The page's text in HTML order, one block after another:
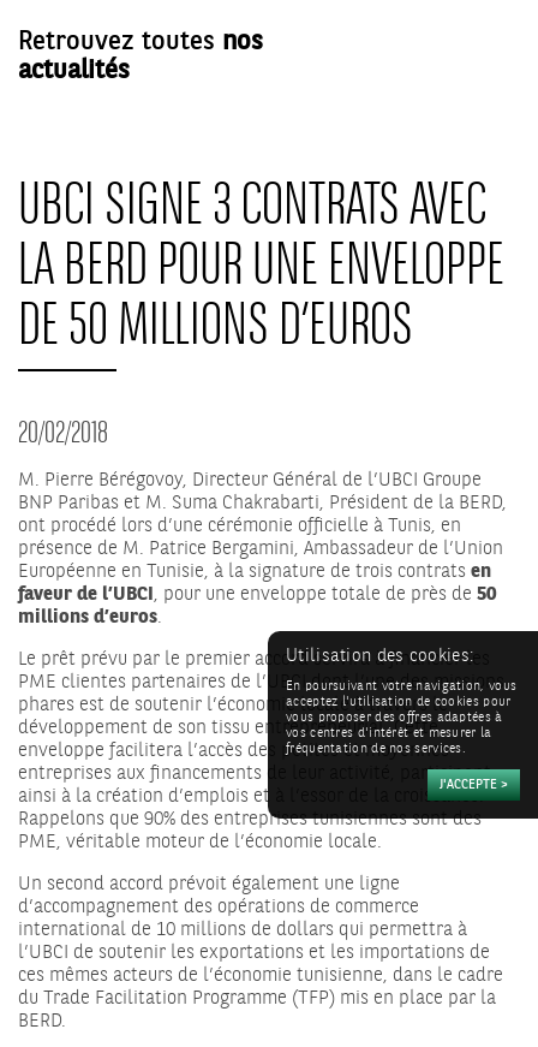
Retrouvez toutes nos
actualités
UBCI SIGNE 3 CONTRATS AVEC
LA BERD POUR UNE ENVELOPPE
DE 50 MILLIONS D’EUROS
20/02/2018
M. Pierre Bérégovoy, Directeur Général de l’UBCI Groupe
BNP Paribas et M. Suma Chakrabarti, Président de la BERD,
ont procédé lors d’une cérémonie officielle à Tunis, en
présence de M. Patrice Bergamini, Ambassadeur de l’Union
Européenne en Tunisie, à la signature de trois contratsen
faveur de l’UBCI, pour une enveloppe totale de près de 50
millions d’euros.
Le prêt prévu par le premier accord servira à financier les
PME clientes partenaires de l’UBCI dont l’une des missions
phares est de soutenir l’économie locale à travers le
développement de son tissu entrepreneurial. Cette
enveloppe facilitera l’accès des petites et moyennes
entreprises aux financements de leur activité, participant
ainsi à la création d’emplois et à l’essor de la croissance.
Rappelons que 90% des entreprises tunisiennes sont des
PME, véritable moteur de l’économie locale.
Un second accord prévoit également une ligne
d’accompagnement des opérations de commerce
international de 10 millions de dollars qui permettra à
l’UBCI de soutenir les exportations et les importations de
ces mêmes acteurs de l’économie tunisienne, dans le cadre
du Trade Facilitation Programme (TFP) mis en place par la
BERD.
Utilisation des cookies:
En poursuivant votre navigation, vous
acceptez l'utilisation de cookies pour
vous proposer des offres adaptées à
vos centres d'intérêt et mesurer la
fréquentation de nos services.